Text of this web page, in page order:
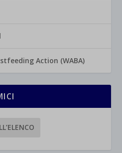
Action (WABA)